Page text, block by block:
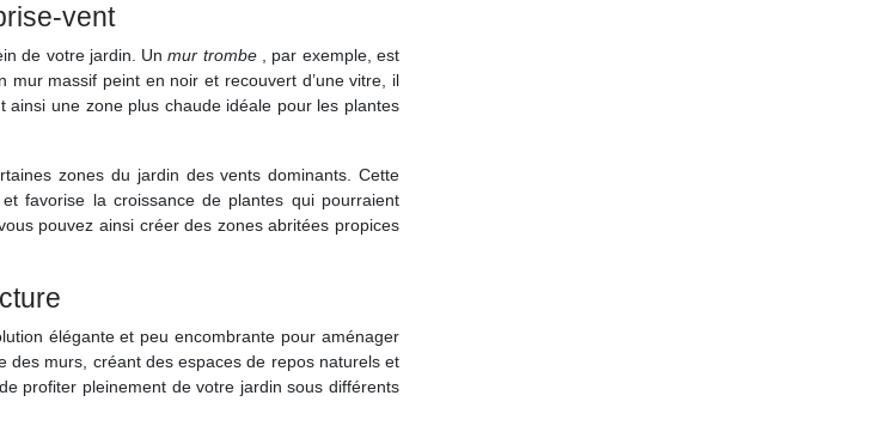
vent
de votre jardin. Unmur trombe , par exemple, est
mur massif peint en noir et recouvert d’une vitre, il
une zone plus chaude idéale pour les plantes
zones du jardin des vents dominants. Cette
favorise la croissance de plantes qui pourraient
pouvez ainsi créer des zones abritées propices
élégante et peu encombrante pour aménager
murs, créant des espaces de repos naturels et
profiter pleinement de votre jardin sous différents